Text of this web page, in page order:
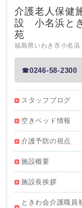
介護老人保健
設 小名浜と
苑
福島県いわき市小名浜
☎0246-58-2300
スタッフブログ
空きベッド情報
介護予防の視点
施設概要
施設長挨拶
ときわ会介護職員